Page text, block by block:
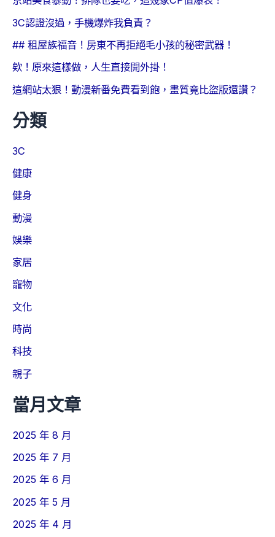
3C認證沒過，手機爆炸我負責？
## 租屋族福音！房東不再拒絕毛小孩的秘密武器！
欸！原來這樣做，人生直接開外掛！
這網站太狠！動漫新番免費看到飽，畫質竟比盜版還讚？
分類
3C
健康
健身
動漫
娛樂
家居
寵物
文化
時尚
科技
親子
當月文章
2025 年 8 月
2025 年 7 月
2025 年 6 月
2025 年 5 月
2025 年 4 月